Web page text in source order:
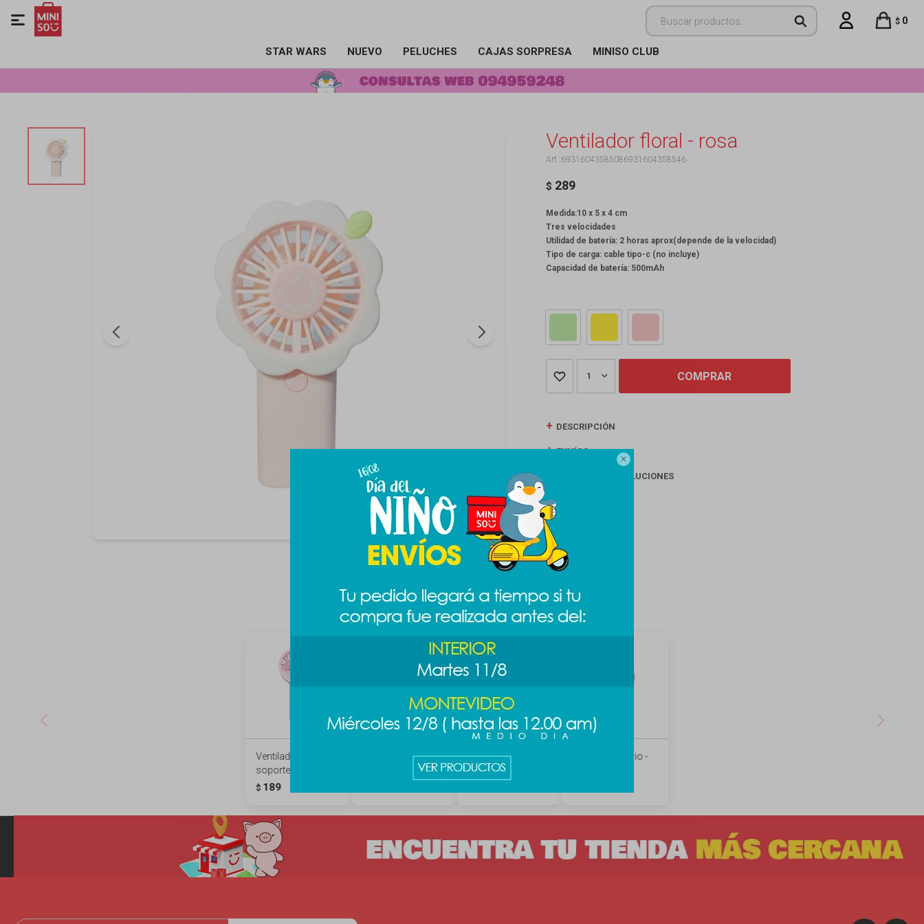

STAR WARS NUEVO PELUCHES CAJAS SORPRESA MINISO CLUB
$ 0

Ventilador floral - rosa
69316043585086931604358546
$ 289
Medida:10 x 5 x 4 cm
Tres velocidades
Utilidad de batería: 2 horas aprox(depende de la velocidad)
Tipo de carga: cable tipo-c (no incluye)
Capacidad de batería: 500mAh
1 COMPRAR
DESCRIPCIÓN
ENVÍOS
CAMBIOS Y DEVOLUCIONES
MEDIOS DE PAGO
Productos que te pueden interesar
Ventilador mini con
soporte - rosa
$ 189
Mini ventilador -
Ventilador de mano
- gris
Veladora Sanrio -